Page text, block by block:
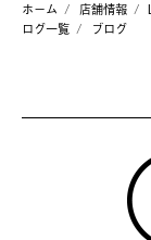
ホーム 店舗情報
ログ一覧
ブログ